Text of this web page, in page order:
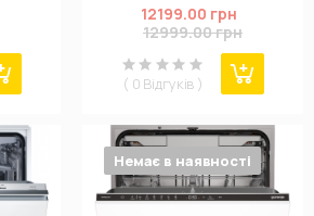
12199.00 грн
12999.00 грн
( 0 Відгуків )
Немає в наявності